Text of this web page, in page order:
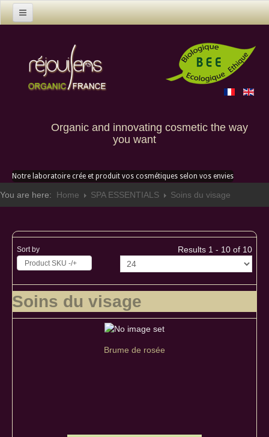
Organic and innovating cosmetic the way
you want
Products
Contact us
Notre laboratoire crée et produit vos cosmétiques selon vos envies
You are here: Home SPA ESSENTIALS Soins du visage
Sort by
Product SKU -/+
Results 1 - 10 of 10
Soins du visage
Brume de rosée